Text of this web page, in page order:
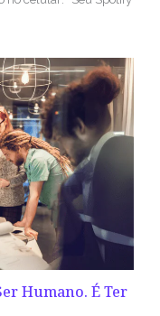
Humano. É Ter